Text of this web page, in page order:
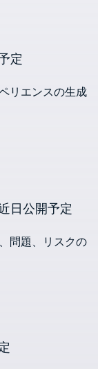
定
リエンスの生成
日公開予定
問題、リスクの